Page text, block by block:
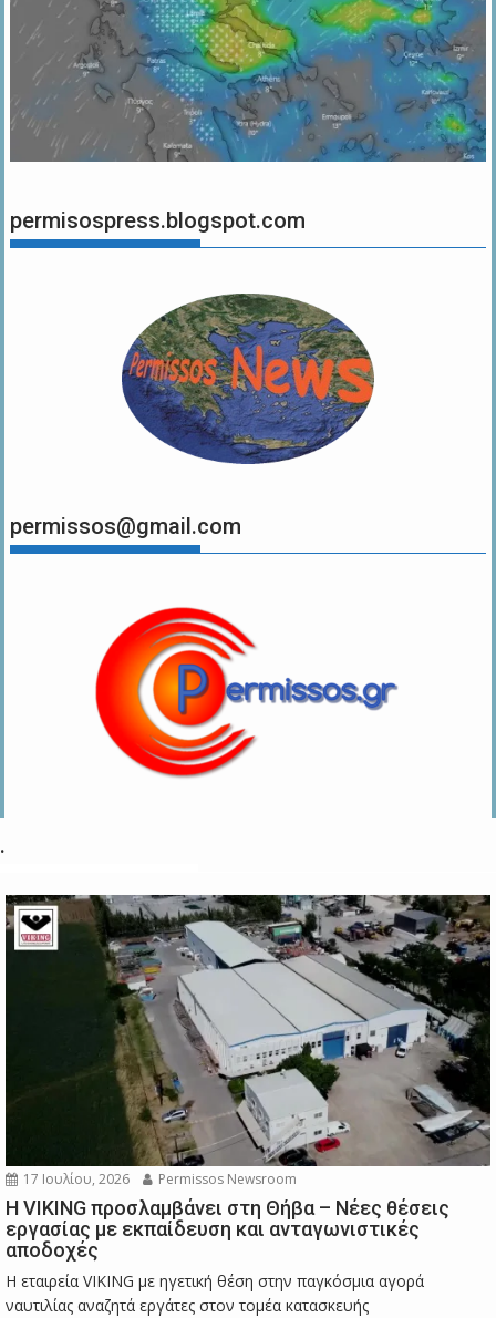
permisospress.blogspot.com
permissos@gmail.com
.
17 Ιουλίου, 2026 Permissos Newsroom
Η VIKING προσλαμβάνει στη Θήβα – Νέες θέσεις
εργασίας με εκπαίδευση και ανταγωνιστικές
αποδοχές
Η εταιρεία VIKING με ηγετική θέση στην παγκόσμια αγορά
ναυτιλίας αναζητά εργάτες στον τομέα κατασκευής